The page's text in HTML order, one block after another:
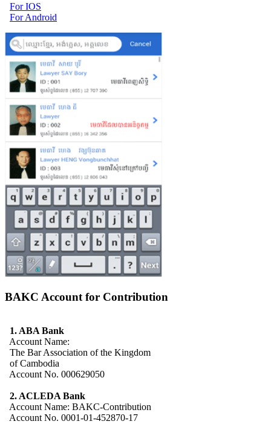
For IOS
For Android
BAKC Account for Contribution
1. ABA Bank
Account Name:
The Bar Association of the Kingdom
of Cambodia
Account No. 000629050
2. ACLEDA Bank
Account Name: BAKC-Contribution
Account No. 0001-01-452870-17